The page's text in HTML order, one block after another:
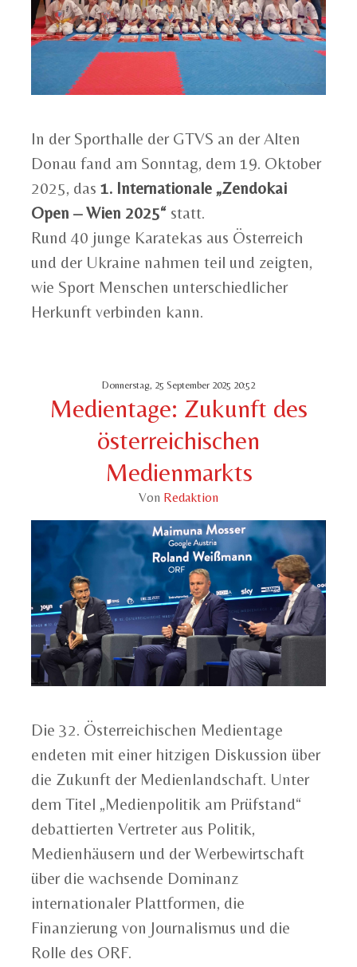
In der Sporthalle der GTVS an der Alten
Donau fand am Sonntag, dem 19. Oktober
2025, das 1. Internationale „Zendokai
Open – Wien 2025“ statt.
Rund 40 junge Karatekas aus Österreich
und der Ukraine nahmen teil und zeigten,
wie Sport Menschen unterschiedlicher
Herkunft verbinden kann.
Donnerstag, 25 September 2025 20:52
Medientage: Zukunft des
österreichischen
Medienmarkts
Von Redaktion
Die 32. Österreichischen Medientage
endeten mit einer hitzigen Diskussion über
die Zukunft der Medienlandschaft. Unter
dem Titel „Medienpolitik am Prüfstand“
debattierten Vertreter aus Politik,
Medienhäusern und der Werbewirtschaft
über die wachsende Dominanz
internationaler Plattformen, die
Finanzierung von Journalismus und die
Rolle des ORF.